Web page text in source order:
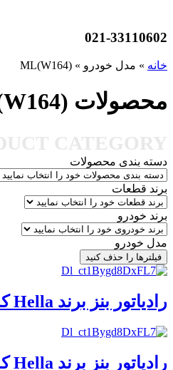
021-33110602
خانه » مدل خودرو »
ML(W164)
محصولات ML(W164)
دسته بندی محصولات
برند قطعات
برند خودرو
مدل خودرو
فیلترها را حذف کنید
رادیاتور بنز برند Hella کد 8MK366301051
رادیاتور بنز برند Hella کد 8MK366302421